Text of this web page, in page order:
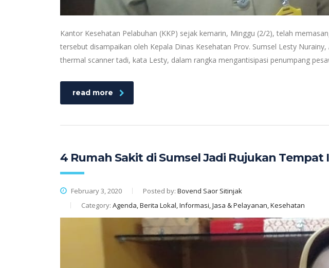
Kantor Kesehatan Pelabuhan (KKP) sejak kemarin, Minggu (2/2), telah
tersebut disampaikan oleh Kepala Dinas Kesehatan Prov. Sumsel Lesty
thermal scanner tadi, kata Lesty, dalam rangka mengantisipasi penumpang
read more
4 Rumah Sakit di Sumsel Jadi Rujukan
February 3, 2020 Posted by: Bovend Saor Sitinjak
Category: Agenda, Berita Lokal, Informasi, Jasa & Pelayanan, Kesehatan